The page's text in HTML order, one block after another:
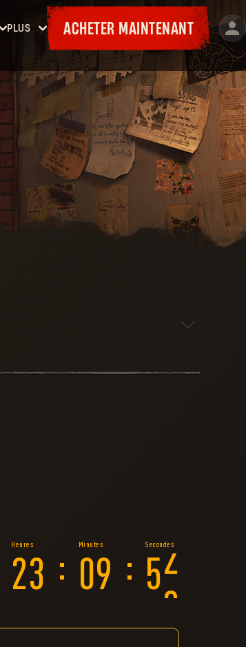
PLUS
Événements
Cadeaux
Cartes
ACHETER MAINTENANT
activer de nouveaux
de l'Avant-poste de
réputation
obtenir des jetons de
des objets
23 : 09 : 50
1